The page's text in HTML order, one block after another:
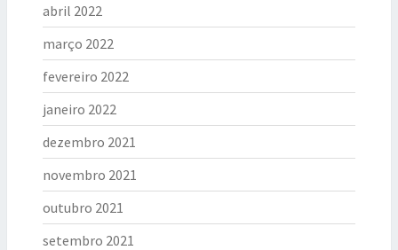
abril 2022
março 2022
fevereiro 2022
janeiro 2022
dezembro 2021
novembro 2021
outubro 2021
setembro 2021